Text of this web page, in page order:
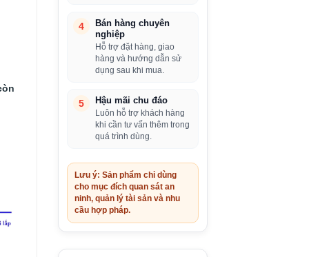
4
Bán hàng chuyên
nghiệp
Hỗ trợ đặt hàng, giao
hàng và hướng dẫn sử
dụng sau khi mua.
5
Hậu mãi chu đáo
Luôn hỗ trợ khách hàng
khi cần tư vấn thêm trong
quá trình dùng.
Lưu ý: Sản phẩm chỉ dùng
cho mục đích quan sát an
ninh, quản lý tài sản và nhu
cầu hợp pháp.